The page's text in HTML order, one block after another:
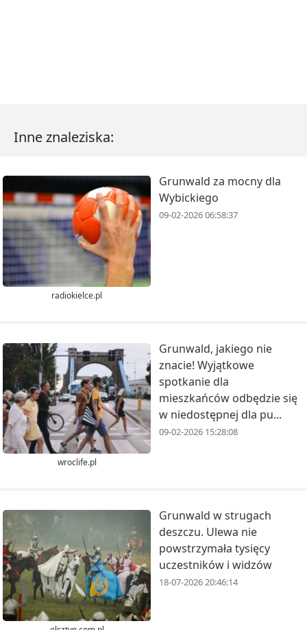
Inne znaleziska:
radiokielce.pl
Grunwald za mocny dla
Wybickiego
09-02-2026 06:58:37
wroclife.pl
Grunwald, jakiego nie
znacie! Wyjątkowe
spotkanie dla
mieszkańców odbędzie się
w niedostępnej dla pu...
09-02-2026 15:28:08
Grunwald w strugach
deszczu. Ulewa nie
powstrzymała tysięcy
uczestników i widzów
18-07-2026 20:46:14